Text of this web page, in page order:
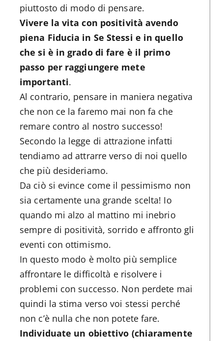
piuttosto di modo di pensare.
Vivere la vita con positività avendo
piena Fiducia in Se Stessi e in quello
che si è in grado di fare è il primo
passo per raggiungere mete
importanti.
Al contrario, pensare in maniera negativa
che non ce la faremo mai non fa che
remare contro al nostro successo!
Secondo la legge di attrazione infatti
tendiamo ad attrarre verso di noi quello
che più desideriamo.
Da ciò si evince come il pessimismo non
sia certamente una grande scelta! Io
quando mi alzo al mattino mi inebrio
sempre di positività, sorrido e affronto gli
eventi con ottimismo.
In questo modo è molto più semplice
affrontare le difficoltà e risolvere i
problemi con successo. Non perdete mai
quindi la stima verso voi stessi perché
non c’è nulla che non potete fare.
Individuate un obiettivo (chiaramente